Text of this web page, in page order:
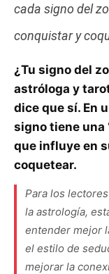
cada signo del
conquistar y
¿Tu signo del
astróloga y
dice que sí. En
signo tiene una
que influye en
coquetear.
Para los
la astrología,
entender mejor
el estilo de
mejorar la